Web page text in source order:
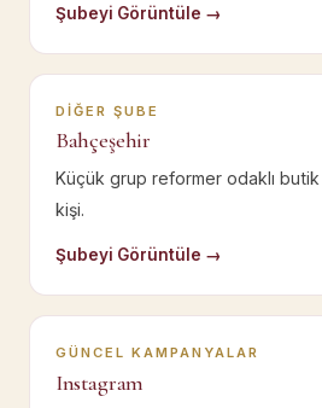
Şubeyi Görüntüle →
DIĞER ŞUBE
Bahçeşehir
Küçük grup reformer odaklı
kişi.
Şubeyi Görüntüle →
GÜNCEL KAMPANYALAR
Instagram